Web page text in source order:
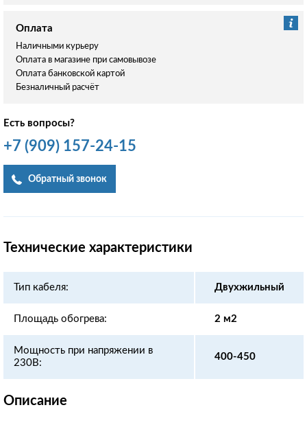
Оплата
Наличными курьеру
Оплата в магазине при самовывозе
Оплата банковской картой
Безналичный расчёт
Есть вопросы?
+7 (909) 157-24-15
Обратный звонок
Технические характеристики
Тип кабеля: Двухжильный
Площадь обогрева: 2 м2
Мощность при напряжении в
230В:
400-450
Описание